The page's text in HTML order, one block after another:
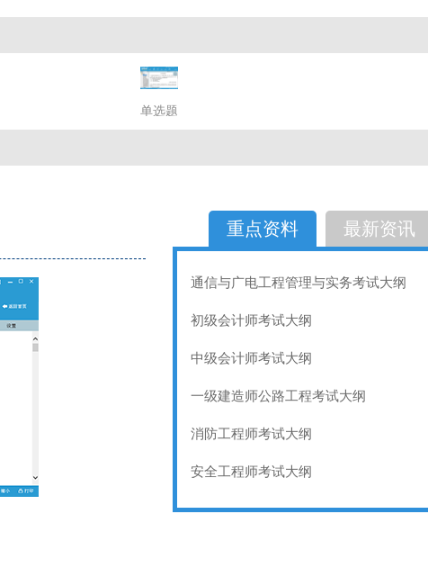
单选题
选择题
重点资料 最新资讯
通信与广电工程管理与实务考试大纲
初级会计师考试大纲
中级会计师考试大纲
一级建造师公路工程考试大纲
消防工程师考试大纲
安全工程师考试大纲